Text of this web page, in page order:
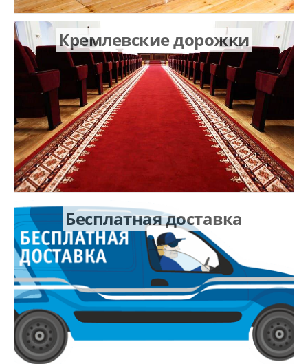
Кремлевские дорожки
Бесплатная доставка